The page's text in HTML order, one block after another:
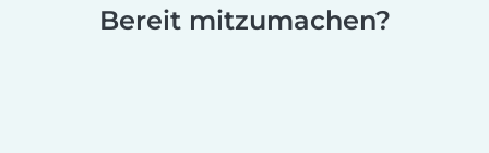
Bereit mitzumachen?